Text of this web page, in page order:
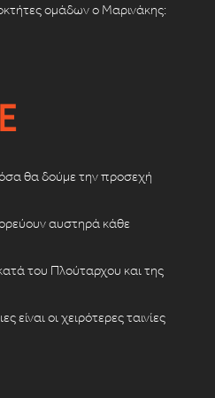
ομάδων ο Μαρινάκης:
θα δούμε την προσεχή
αυστηρά κάθε
του Πλούταρχου και της
οι χειρότερες ταινίες